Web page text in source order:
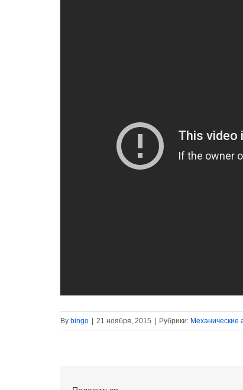
By bingo 21 ноября, 2015 Рубрики: Механические